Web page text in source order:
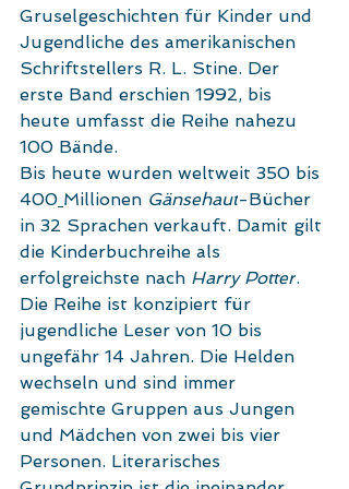
Gruselgeschichten für Kinder und
Jugendliche des amerikanischen
Schriftstellers R. L. Stine. Der
erste Band erschien 1992, bis
heute umfasst die Reihe nahezu
100 Bände.
Bis heute wurden weltweit 350 bis
400 Millionen Gänsehaut-Bücher
in 32 Sprachen verkauft. Damit gilt
die Kinderbuchreihe als
erfolgreichste nach Harry Potter.
Die Reihe ist konzipiert für
jugendliche Leser von 10 bis
ungefähr 14 Jahren. Die Helden
wechseln und sind immer
gemischte Gruppen aus Jungen
und Mädchen von zwei bis vier
Personen. Literarisches